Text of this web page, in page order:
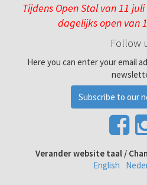
Tijdens Open Stal van 11
dagelijks open van
Follow
Here you can enter your email
Subscribe to our
Verander website taal /
English